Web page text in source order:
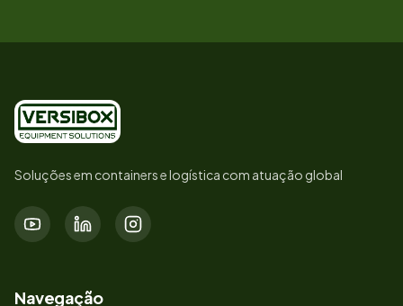
Soluções em containers e logística com atuação global
Navegação